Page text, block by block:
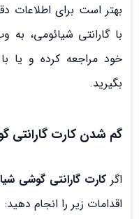
بهتر است برای اطلاعات
با گارانتی شیائومی،
خود مراجعه کرده و یا
بگیرید.
گم شدن کارت گارانتی
اگر کارت گارانتی گوشی
اقدامات زیر را انجام دهید: